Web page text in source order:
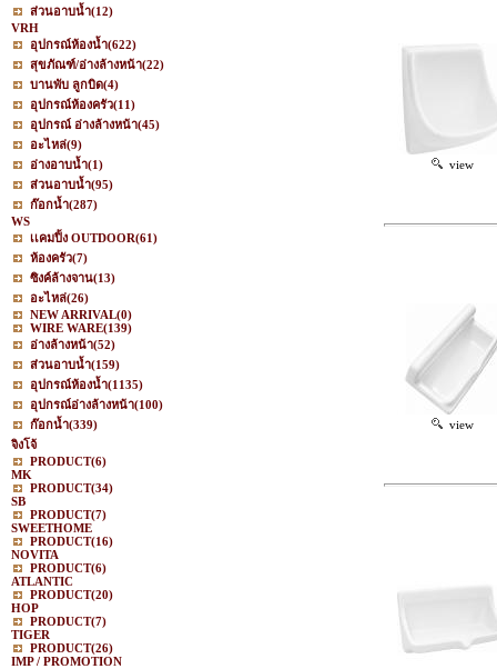
ส่วนอาบน้ำ(12)
VRH
อุปกรณ์ห้องน้ำ(622)
สุขภัณฑ์/อ่างล้างหน้า(22)
บานพับ ลูกบิด(4)
อุปกรณ์ห้องครัว(11)
อุปกรณ์ อ่างล้างหน้า(45)
อะไหล่(9)
อ่างอาบน้ำ(1)
ส่วนอาบน้ำ(95)
ก๊อกน้ำ(287)
WS
เเคมปิ้ง OUTDOOR(61)
ห้องครัว(7)
ซิงค์ล้างจาน(13)
อะไหล่(26)
NEW ARRIVAL(0)
WIRE WARE(139)
อ่างล้างหน้า(52)
ส่วนอาบน้ำ(159)
อุปกรณ์ห้องน้ำ(1135)
อุปกรณ์อ่างล้างหน้า(100)
ก๊อกน้ำ(339)
จิงโจ้
PRODUCT(6)
MK
PRODUCT(34)
SB
PRODUCT(7)
SWEETHOME
PRODUCT(16)
NOVITA
PRODUCT(6)
ATLANTIC
PRODUCT(20)
HOP
PRODUCT(7)
TIGER
PRODUCT(26)
IMP / PROMOTION
view
view